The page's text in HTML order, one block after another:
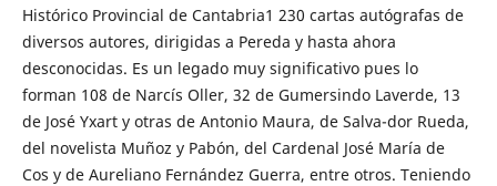
Histórico Provincial de Cantabria1 230 cartas autógrafas de
diversos autores, dirigidas a Pereda y hasta ahora
desconocidas. Es un legado muy significativo pues lo
forman 108 de Narcís Oller, 32 de Gumersindo Laverde, 13
de José Yxart y otras de Antonio Maura, de Salva-dor Rueda,
del novelista Muñoz y Pabón, del Cardenal José María de
Cos y de Aureliano Fernández Guerra, entre otros. Teniendo